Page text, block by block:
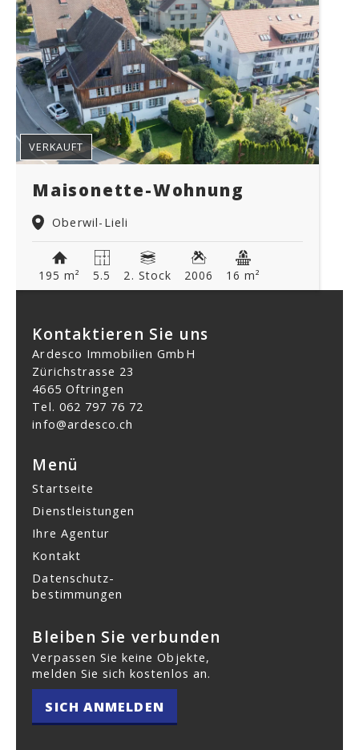
Maisonette-Wohnung
Oberwil-Lieli
VERKAUFT
195 m² 5.5 2. Stock 2006 16 m²
Kontaktieren Sie uns
Ardesco Immobilien GmbH
Zürichstrasse 23
4665 Oftringen
Tel. 062 797 76 72
info@ardesco.ch
Menü
Startseite
Dienstleistungen
Ihre Agentur
Kontakt
Datenschutz­
bestimmungen
Bleiben Sie verbunden
Verpassen Sie keine Objekte,
melden Sie sich kostenlos an.
SICH ANMELDEN